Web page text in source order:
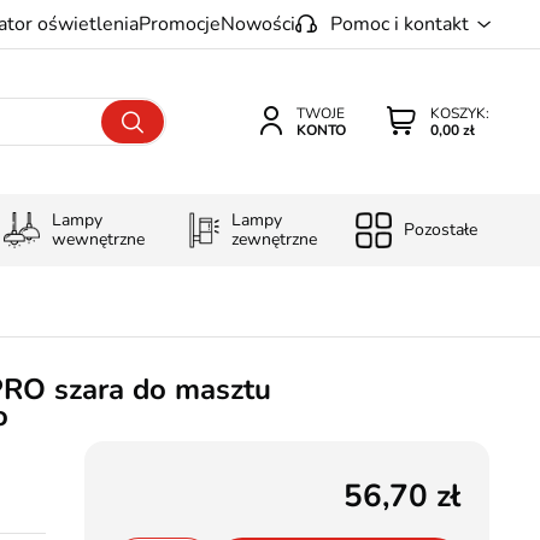
oświetleniaPromocjeNowości Pomoc i kontakt
KOSZYK:
0,00 zł
TWOJE
KONTO
Lampy
wewnętrzne
Lampy
zewnętrzne
Pozostałe
szara do masztu
56,70